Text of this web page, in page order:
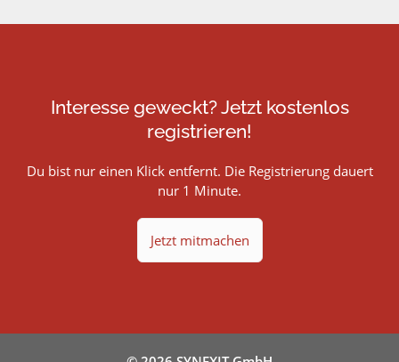
Interesse geweckt? Jetzt kostenlos
registrieren!
Du bist nur einen Klick entfernt. Die Registrierung dauert
nur 1 Minute.
Jetzt mitmachen